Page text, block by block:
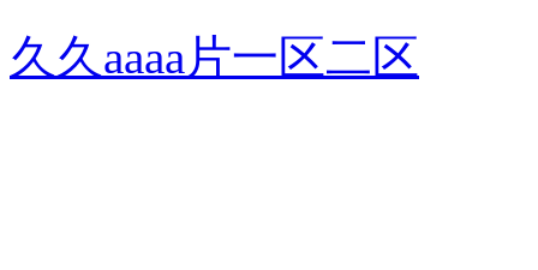
久久aaaa片一区二区